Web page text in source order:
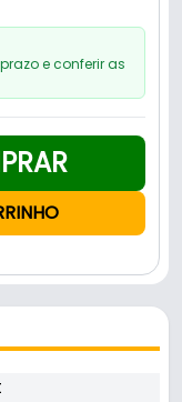
e conferir as